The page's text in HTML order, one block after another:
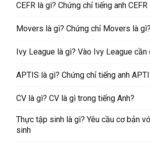
CEFR là gì? Chứng chỉ tiếng anh CEFR
Movers là gì? Chứng chỉ Movers là gì?
Ivy League là gì? Vào Ivy League cần
APTIS là gì? Chứng chỉ tiếng anh
CV là gì? CV là gì trong tiếng Anh?
Thực tập sinh là gì? Yêu cầu cơ bản
sinh